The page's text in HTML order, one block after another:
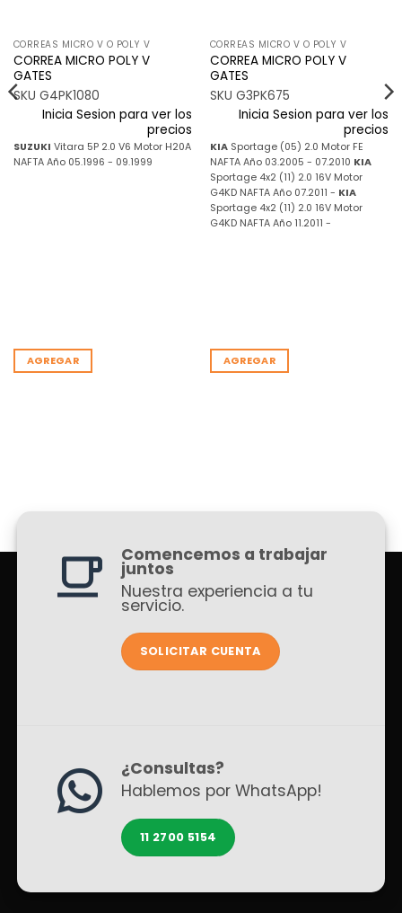
CORREAS MICRO V O POLY V
CORREA MICRO POLY V
GATES
SKU G4PK1080
Inicia Sesion para ver los
precios
SUZUKI Vitara 5P 2.0 V6 Motor H20A
NAFTA Año 05.1996 - 09.1999
AGREGAR
CORREAS MICRO V O POLY V
CORREA MICRO POLY V
GATES
SKU G3PK675
Inicia Sesion para ver los
precios
KIASportage (05) 2.0 Motor FE
NAFTA Año 03.2005 - 07.2010 KIA
Sportage 4x2 (11) 2.0 16V Motor
G4KD NAFTA Año 07.2011 - KIA
Sportage 4x2 (11) 2.0 16V Motor
G4KD NAFTA Año 11.2011 -
AGREGAR
Comencemos a trabajar
juntos
Nuestra experiencia a tu
servicio.
SOLICITAR CUENTA
¿Consultas?
Hablemos por WhatsApp!
11 2700 5154